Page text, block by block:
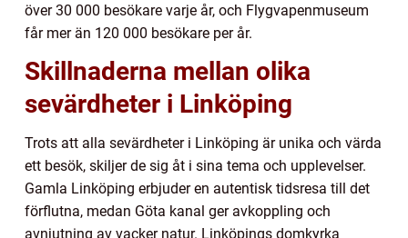
över 30 000 besökare varje år, och Flygvapenmuseum
får mer än 120 000 besökare per år.
Skillnaderna mellan olika
sevärdheter i Linköping
Trots att alla sevärdheter i Linköping är unika och värda
ett besök, skiljer de sig åt i sina tema och upplevelser.
Gamla Linköping erbjuder en autentisk tidsresa till det
förflutna, medan Göta kanal ger avkoppling och
avnjutning av vacker natur. Linköpings domkyrka